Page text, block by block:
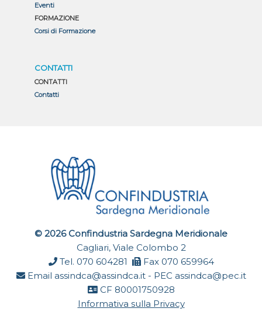
Eventi
FORMAZIONE
Corsi di Formazione
CONTATTI
CONTATTI
Contatti
© 2026 Confindustria Sardegna Meridionale
Cagliari, Viale Colombo 2
Tel. 070 604281
Fax 070 659964
Email assindca@assindca.it- PEC assindca@pec.it
CF 80001750928
Informativa sulla Privacy